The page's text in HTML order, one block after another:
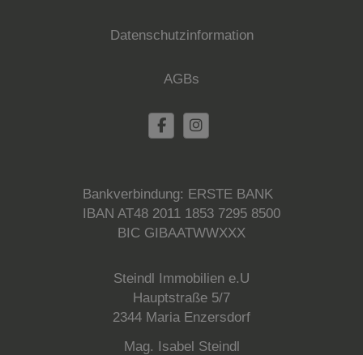
Datenschutzinformation
AGBs
Bankverbindung: ERSTE BANK
IBAN AT48 2011 1853 7295 8500
BIC GIBAATWWXXX
Steindl Immobilien e.U
Hauptstraße 5/7
2344 Maria Enzersdorf
Mag. Isabel Steindl